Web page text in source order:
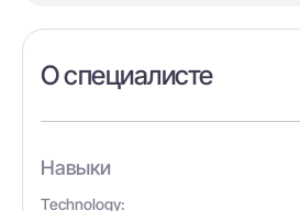
О специалисте
Навыки
Technology: